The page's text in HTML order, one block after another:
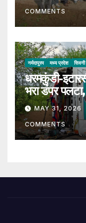
COMMENTS
नर्मदापुरम मध्य प्रदेश सिवनी
धरमकुंडी-
भरा डंपर
पहुंचीMAY 31, 2026
COMMENTS